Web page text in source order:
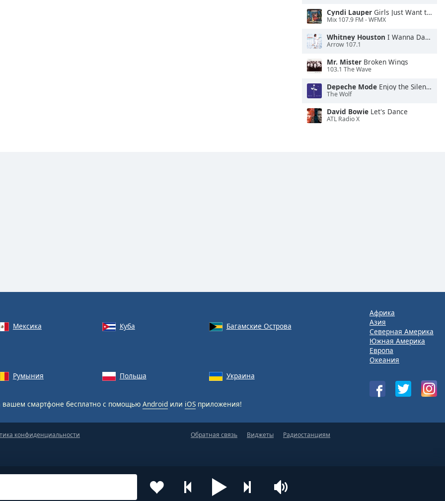
Cyndi Lauper Girls Just Want to Have Fun
Mix 107.9 FM - WFMX
Whitney Houston I Wanna Dance With Somebody
Arrow 107.1
Mr. Mister Broken Wings
103.1 The Wave
Depeche Mode Enjoy the Silence
The Wolf
David Bowie Let's Dance
ATL Radio X
Мексика Куба
Багамские Острова
Румыния Польша Украина
вашем смартфоне бесплатно с помощью Android или iOS приложения!
Африка
Азия
Северная Америка
Южная Америка
Европа
Океания
конфиденциальности Обратная связь Виджеты Радиостанциям